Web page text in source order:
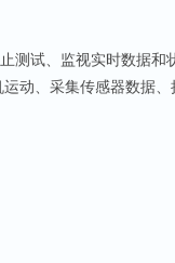
测试、监视实时数据和
动、采集传感器数据